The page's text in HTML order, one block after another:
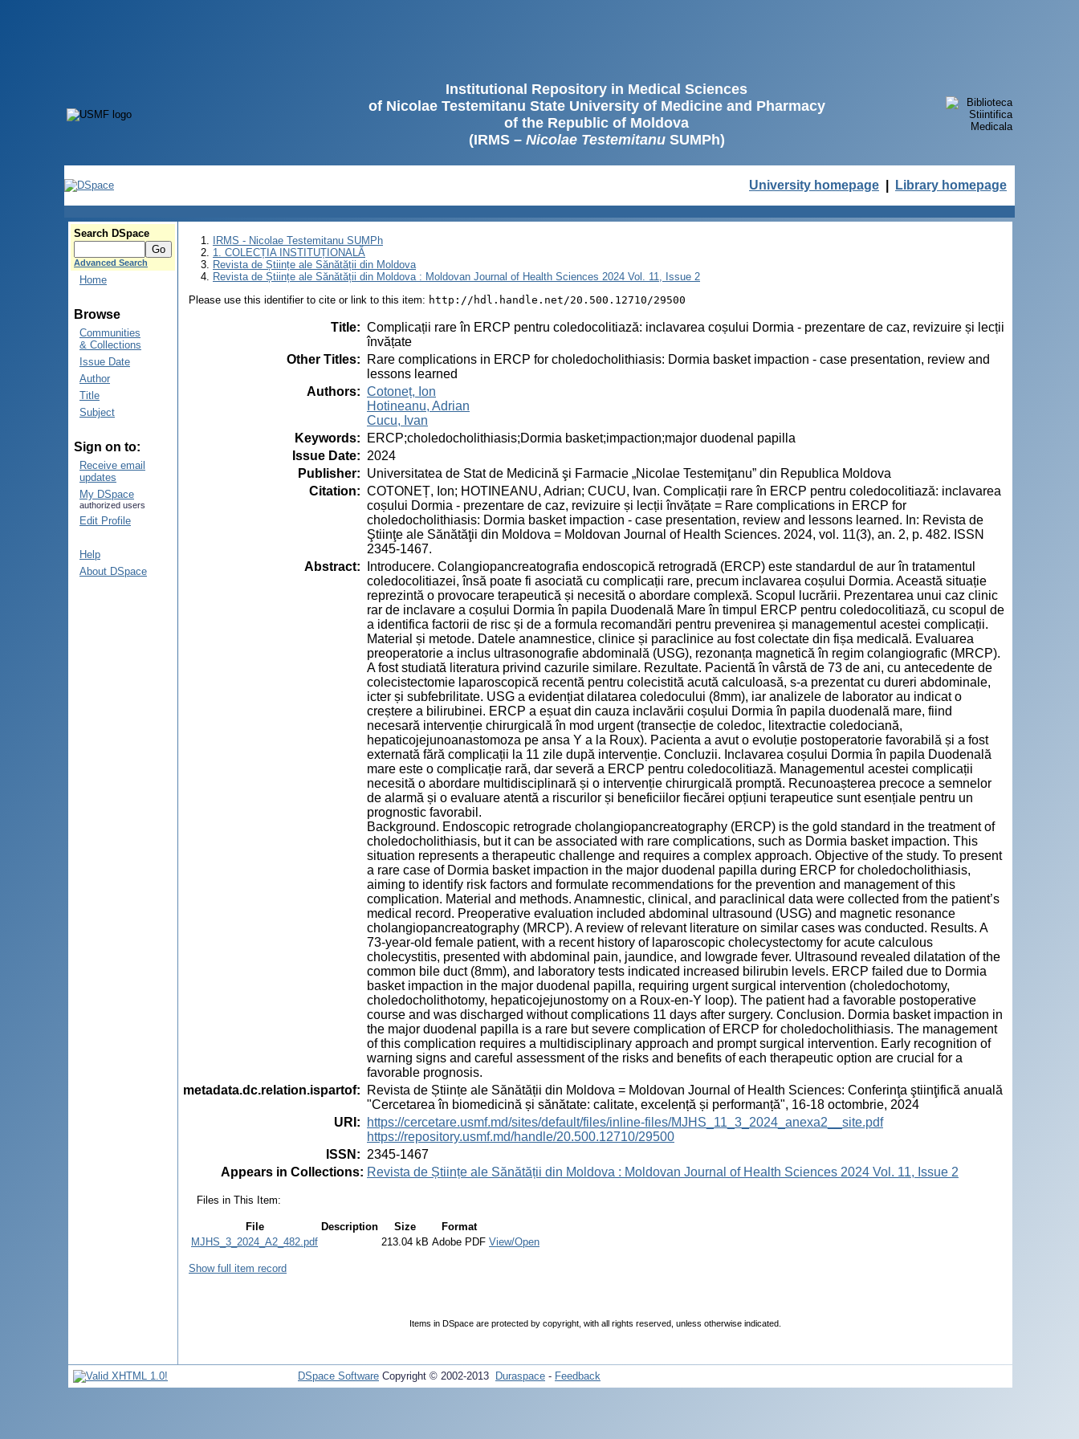
Institutional Repository in Medical Sciences
of Nicolae Testemitanu State University of Medicine and Pharmacy
of the Republic of Moldova
(IRMS – Nicolae TestemitanuSUMPh)
University homepage Library homepage
Search DSpace
Advanced Search
Home
Browse
Communities
& Collections
Issue Date
Author
Title
Subject
Sign on to:
Receive email
updates
My DSpace
authorized users
Edit Profile
Help
About DSpace
IRMS - Nicolae Testemitanu SUMPh
1. COLECȚIA INSTITUȚIONALĂ
Revista de Științe ale Sănătății din Moldova
Revista de Științe ale Sănătății din Moldova : Moldovan Journal of Health Sciences 2024 Vol. 11, Issue 2
Please use this identifier to cite or link to this item: http://hdl.handle.net/20.500.12710/29500
Title: Complicații rare în ERCP pentru coledocolitiază: inclavarea coșului Dormia - prezentare de caz, revizuire și lecții
învățate
Other Titles:
Rare complications in ERCP for choledocholithiasis: Dormia basket impaction - case presentation, review and
lessons learned
Authors: Cotoneț, Ion
Hotineanu, Adrian
Cucu, Ivan
Keywords:
ERCP;choledocholithiasis;Dormia basket;impaction;major duodenal papilla
Issue Date: 2024
Publisher: Universitatea de Stat de Medicină şi Farmacie „Nicolae Testemiţanu” din Republica Moldova
Citation: COTONEȚ, Ion; HOTINEANU, Adrian; CUCU, Ivan. Complicații rare în ERCP pentru coledocolitiază: inclavarea
coșului Dormia - prezentare de caz, revizuire și lecții învățate = Rare complications in ERCP for
choledocholithiasis: Dormia basket impaction - case presentation, review and lessons learned. In: Revista de
Ştiinţe ale Sănătăţii din Moldova = Moldovan Journal of Health Sciences. 2024, vol. 11(3), an. 2, p. 482. ISSN
2345-1467.
Abstract:
Introducere. Colangiopancreatografia endoscopică retrogradă (ERCP) este standardul de aur în tratamentul
coledocolitiazei, însă poate fi asociată cu complicații rare, precum inclavarea coșului Dormia. Această situație
reprezintă o provocare terapeutică și necesită o abordare complexă. Scopul lucrării. Prezentarea unui caz clinic
rar de inclavare a coșului Dormia în papila Duodenală Mare în timpul ERCP pentru coledocolitiază, cu scopul de
a identifica factorii de risc și de a formula recomandări pentru prevenirea și managementul acestei complicații.
Material și metode. Datele anamnestice, clinice și paraclinice au fost colectate din fișa medicală. Evaluarea
preoperatorie a inclus ultrasonografie abdominală (USG), rezonanța magnetică în regim colangiografic (MRCP).
A fost studiată literatura privind cazurile similare. Rezultate. Pacientă în vârstă de 73 de ani, cu antecedente de
colecistectomie laparoscopică recentă pentru colecistită acută calculoasă, s-a prezentat cu dureri abdominale,
icter și subfebrilitate. USG a evidențiat dilatarea coledocului (8mm), iar analizele de laborator au indicat o
creștere a bilirubinei. ERCP a eșuat din cauza inclavării coșului Dormia în papila duodenală mare, fiind
necesară intervenție chirurgicală în mod urgent (transecție de coledoc, litextractie coledociană,
hepaticojejunoanastomoza pe ansa Y a la Roux). Pacienta a avut o evoluție postoperatorie favorabilă și a fost
externată fără complicații la 11 zile după intervenție. Concluzii. Inclavarea coșului Dormia în papila Duodenală
mare este o complicație rară, dar severă a ERCP pentru coledocolitiază. Managementul acestei complicații
necesită o abordare multidisciplinară și o intervenție chirurgicală promptă. Recunoașterea precoce a semnelor
de alarmă și o evaluare atentă a riscurilor și beneficiilor fiecărei opțiuni terapeutice sunt esențiale pentru un
prognostic favorabil.
Background. Endoscopic retrograde cholangiopancreatography (ERCP) is the gold standard in the treatment of
choledocholithiasis, but it can be associated with rare complications, such as Dormia basket impaction. This
situation represents a therapeutic challenge and requires a complex approach. Objective of the study. To present
a rare case of Dormia basket impaction in the major duodenal papilla during ERCP for choledocholithiasis,
aiming to identify risk factors and formulate recommendations for the prevention and management of this
complication. Material and methods. Anamnestic, clinical, and paraclinical data were collected from the patient’s
medical record. Preoperative evaluation included abdominal ultrasound (USG) and magnetic resonance
cholangiopancreatography (MRCP). A review of relevant literature on similar cases was conducted. Results. A
73-year-old female patient, with a recent history of laparoscopic cholecystectomy for acute calculous
cholecystitis, presented with abdominal pain, jaundice, and lowgrade fever. Ultrasound revealed dilatation of the
common bile duct (8mm), and laboratory tests indicated increased bilirubin levels. ERCP failed due to Dormia
basket impaction in the major duodenal papilla, requiring urgent surgical intervention (choledochotomy,
choledocholithotomy, hepaticojejunostomy on a Roux-en-Y loop). The patient had a favorable postoperative
course and was discharged without complications 11 days after surgery. Conclusion. Dormia basket impaction in
the major duodenal papilla is a rare but severe complication of ERCP for choledocholithiasis. The management
of this complication requires a multidisciplinary approach and prompt surgical intervention. Early recognition of
warning signs and careful assessment of the risks and benefits of each therapeutic option are crucial for a
favorable prognosis.
metadata.dc.relation.ispartof:
Revista de Științe ale Sănătății din Moldova = Moldovan Journal of Health Sciences: Conferinţa ştiinţifică anuală
"Cercetarea în biomedicină și sănătate: calitate, excelență și performanță", 16-18 octombrie, 2024
URI :
https://cercetare.usmf.md/sites/default/files/inline-files/MJHS_11_3_2024_anexa2__site.pdf
https://repository.usmf.md/handle/20.500.12710/29500
ISSN : 2345-1467
Appears in Collections: Revista de Științe ale Sănătății din Moldova : Moldovan Journal of Health Sciences 2024 Vol. 11, Issue 2
Files in This Item:
File Description Size
Format
MJHS_3_2024_A2_482.pdf
213.04 kB Adobe PDF View/Open
Show full item record
Items in DSpace are protected by copyright, with all rights reserved, unless otherwise indicated.
DSpace Software Copyright © 2002-2013 Duraspace - Feedback